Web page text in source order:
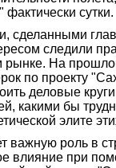
сутки.
сделанными
следили
рынке. На
по проекту
деловые
какими бы
элите
важную роль в
влияние при